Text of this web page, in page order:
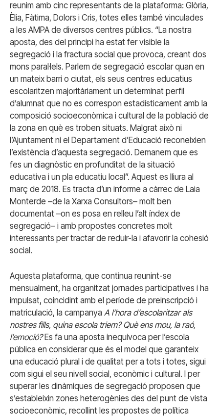
reunim amb cinc representants de la plataforma: Glòria,
Èlia, Fàtima, Dolors i Cris, totes elles també vinculades
a les AMPA de diversos centres públics. “La nostra
aposta, des del principi ha estat fer visible la
segregació i la fractura social que provoca, creant dos
mons paral·lels. Parlem de segregació escolar quan en
un mateix barri o ciutat, els seus centres educatius
escolaritzen majoritàriament un determinat perfil
d’alumnat que no es correspon estadísticament amb la
composició socioeconòmica i cultural de la població de
la zona en què es troben situats. Malgrat això ni
l’Ajuntament ni el Departament d’Educació reconeixien
l’existència d’aquesta segregació. Demanem que es
fes un diagnòstic en profunditat de la situació
educativa i un pla educatiu local”. Aquest es lliura al
març de 2018. Es tracta d’un informe a càrrec de Laia
Monterde –de la Xarxa Consultors– molt ben
documentat –on es posa en relleu l’alt índex de
segregació– i amb propostes concretes molt
interessants per tractar de reduir-la i afavorir la cohesió
social.
Aquesta plataforma, que continua reunint-se
mensualment, ha organitzat jornades participatives i ha
impulsat, coincidint amb el període de preinscripció i
matriculació, la campanya A l’hora d’escolaritzar als
nostres fills, quina escola triem? Què ens mou, la raó,
l’emoció?Es fa una aposta inequívoca per l’escola
pública en considerar que és el model que garanteix
una educació plural i de qualitat per a tots i totes, sigui
com sigui el seu nivell social, econòmic i cultural. I per
superar les dinàmiques de segregació proposen que
s’estableixin zones heterogènies des del punt de vista
socioeconòmic, recollint les propostes de política